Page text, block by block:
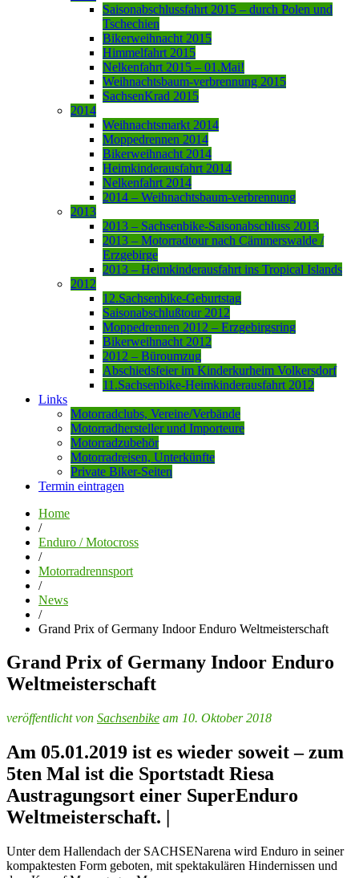
Saisonabschlussfahrt 2015 – durch Polen und
Tschechien
Bikerweihnacht 2015
Himmelfahrt 2015
Nelkenfahrt 2015 – 01.Mai!
Weihnachtsbaum-verbrennung 2015
SachsenKrad 2015
2014
Weihnachtsmarkt 2014
Moppedrennen 2014
Bikerweihnacht 2014
Heimkinderausfahrt 2014
Nelkenfahrt 2014
2014 – Weihnachtsbaum-verbrennung
2013
2013 – Sachsenbike-Saisonabschluss 2013
2013 – Motorradtour nach Cämmerswalde /
Erzgebirge
2013 – Heimkinderausfahrt ins Tropical Islands
2012
12.Sachsenbike-Geburtstag
Saisonabschlußtour 2012
Moppedrennen 2012 – Erzgebirgsring
Bikerweihnacht 2012
2012 – Büroumzug
Abschiedsfeier im Kinderkurheim Volkersdorf
11.Sachsenbike-Heimkinderausfahrt 2012
Links
Motorradclubs, Vereine/Verbände
Motorradhersteller und Importeure
Motorradzubehör
Motorradreisen, Unterkünfte
Private Biker-Seiten
Termin eintragen
Home
/
Enduro / Motocross
/
Motorradrennsport
/
News
/
Grand Prix of Germany Indoor Enduro Weltmeisterschaft
Grand Prix of Germany Indoor Enduro
Weltmeisterschaft
veröffentlicht von Sachsenbike am 10. Oktober 2018
Am 05.01.2019 ist es wieder soweit – zum
5ten Mal ist die Sportstadt Riesa
Austragungsort einer SuperEnduro
Weltmeisterschaft. |
Unter dem Hallendach der SACHSENarena wird Enduro in seiner
kompaktesten Form geboten, mit spektakulären Hindernissen und